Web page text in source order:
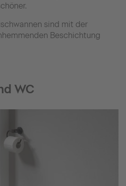
sind mit der
Beschichtung
WC